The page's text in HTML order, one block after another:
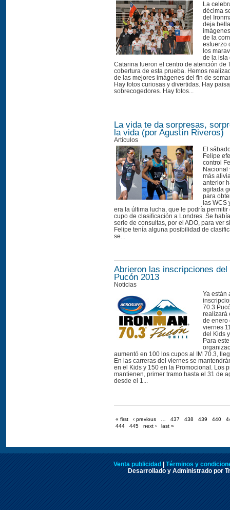
La
décima
del
deja
de la
esfuerzo
los
de la isla
Catarina fueron el centro de atención de
cobertura de esta prueba. Hemos
de las mejores imágenes del fin de
Hay fotos curiosas y divertidas. Hay
sobrecogedores. Hay fotos...
La vida te da sorpresas,
la vida (por Agustín Riveros)
Artículos
El
Felipe
control
Nacional
más
anterior
agitada
para
las WCS
era la última lucha, que le podría permitir
cupo de clasificación a Londres. Se
serie de consultas, por el ADO, para ver
Felipe tenía alguna posibilidad de
se...
Abrieron las inscripciones del
Pucón 2013
Noticias
Ya están
70.3
realizará
de enero
viernes
del Kids
Para
aumentó en 100 los cupos al IM 70.3,
En las carreras del viernes se
en el Kids y 150 en la Promocional. Los
mantienen, primer tramo hasta el 31 de
desde el 1...
« first ‹ previous … 437 438 439 440
444
445 next › last »
Venta publicidad
Términos y
Desarrollado y Administrado por